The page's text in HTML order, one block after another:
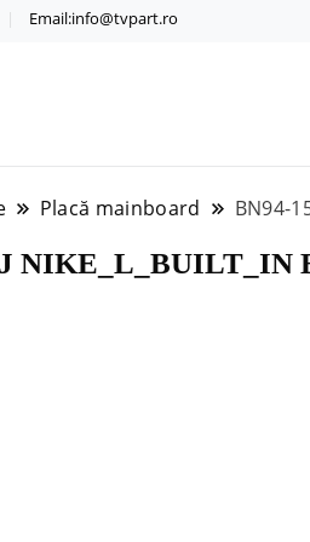
Email:info@tvpart.ro
Placă mainboard BN94-
NIKE_L_BUILT_IN